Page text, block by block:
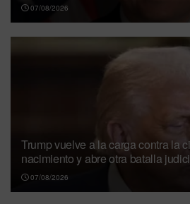
07/08/2026
Trump vuelve a la carga contra la
nacimiento y abre otra batalla
07/08/2026